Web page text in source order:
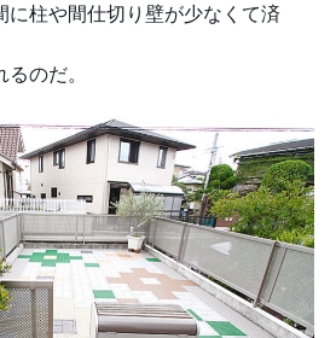
に柱や間仕切り壁が少なくて済
のだ。